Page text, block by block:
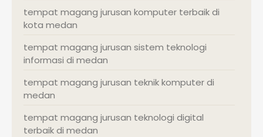
tempat magang jurusan komputer terbaik di
kota medan
tempat magang jurusan sistem teknologi
informasi di medan
tempat magang jurusan teknik komputer di
medan
tempat magang jurusan teknologi digital
terbaik di medan